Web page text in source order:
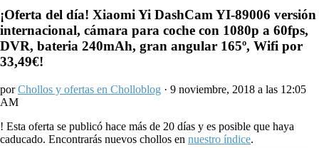
¡Oferta del día! Xiaomi Yi DashCam YI-89006 versión
internacional, cámara para coche con 1080p a 60fps,
DVR, bateria 240mAh, gran angular 165º, Wifi por
33,49€!
porChollos y ofertas en Cholloblog · 9 noviembre, 2018 a las 12:05
AM
! Esta oferta se publicó hace más de 20 días y es posible que haya
caducado. Encontrarás nuevos chollos en nuestro índice.